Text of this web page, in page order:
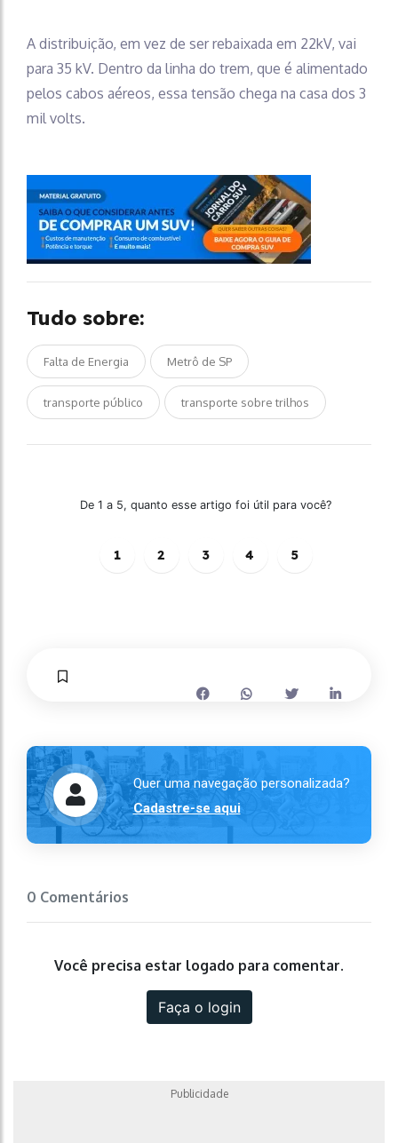
A distribuição, em vez de ser rebaixada em 22kV, vai
para 35 kV. Dentro da linha do trem, que é alimentado
pelos cabos aéreos, essa tensão chega na casa dos 3
mil volts.
Tudo sobre:
Falta de Energia Metrô de SP
transporte público transporte sobre trilhos
De 1 a 5, quanto esse artigo foi útil para você?
1 2 3 4 5
Quer uma navegação personalizada?
Cadastre-se aqui
0 Comentários
Você precisa estar logado para comentar.
Faça o login
Publicidade